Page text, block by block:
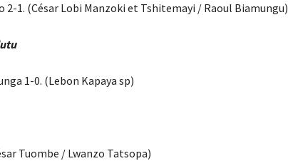
2-1. (César Lobi Manzoki et Tshitemayi / Raoul Biamungu)
1-0. (Lebon Kapaya sp)
Tuombe / Lwanzo Tatsopa)